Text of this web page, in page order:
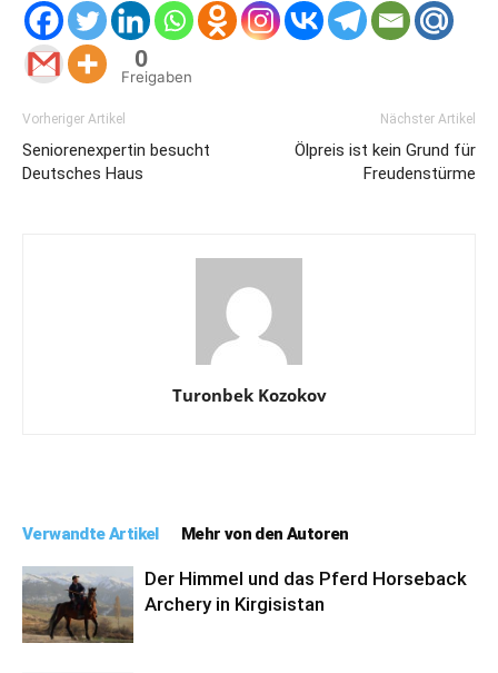
0
Freigaben
Vorheriger Artikel
Seniorenexpertin besucht
Deutsches Haus
Nächster Artikel
Ölpreis ist kein Grund für
Freudenstürme
Turonbek Kozokov
Verwandte Artikel Mehr von den Autoren
Der Himmel und das Pferd Horseback
Archery in Kirgisistan